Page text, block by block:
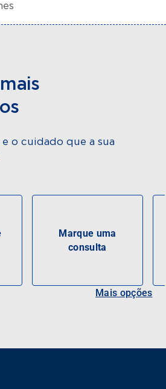
o cuidado que a sua
Marque uma
consulta
Mais opções